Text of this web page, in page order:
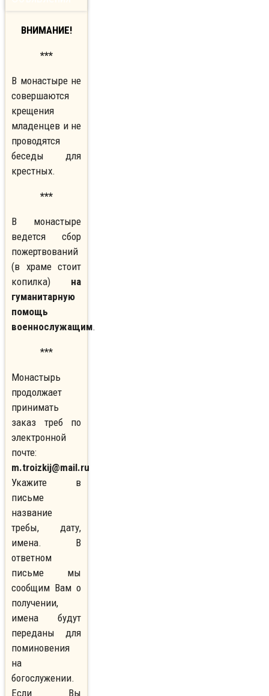
ВНИМАНИЕ!
***
В монастыре не
совершаются
крещения
младенцев и не
проводятся
беседы для
крестных.
***
В монастыре
ведется сбор
пожертвований
(в храме стоит
копилка) на
гуманитарную
помощь
военнослужащим.
***
Монастырь
продолжает
принимать
заказ треб по
электронной
почте:
m.troizkij@mail.ru
Укажите в
письме
название
требы, дату,
имена. В
ответном
письме мы
сообщим Вам о
получении,
имена будут
переданы для
поминовения
на
богослужении.
Если Вы